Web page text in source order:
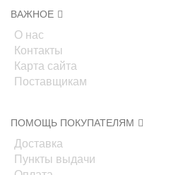
ВАЖНОЕ
О нас
Контакты
Карта сайта
Поставщикам
ПОМОЩЬ ПОКУПАТЕЛЯМ
Доставка
Пункты выдачи